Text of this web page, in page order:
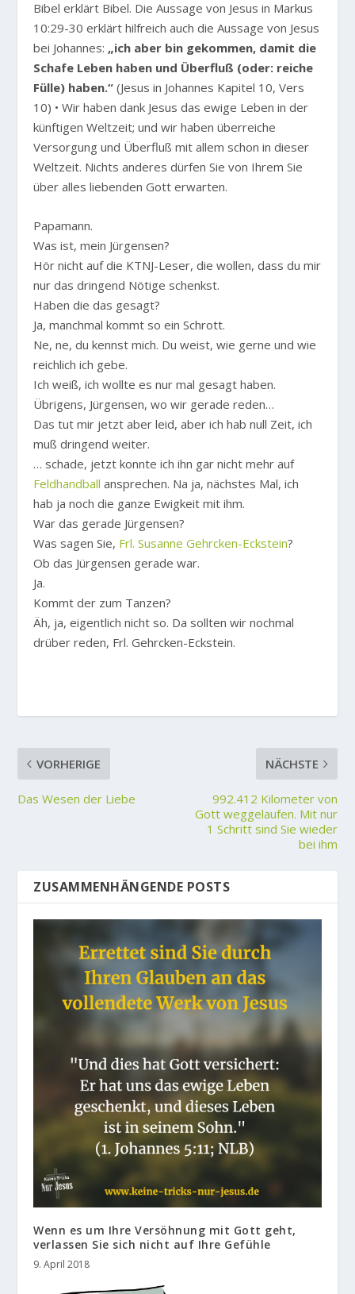
Bibel erklärt Bibel. Die Aussage von Jesus in Markus
10:29-30 erklärt hilfreich auch die Aussage von Jesus
bei Johannes: „ich aber bin gekommen, damit die
Schafe Leben haben und Überfluß (oder: reiche
Fülle) haben.“ (Jesus in Johannes Kapitel 10, Vers
10) • Wir haben dank Jesus das ewige Leben in der
künftigen Weltzeit; und wir haben überreiche
Versorgung und Überfluß mit allem schon in dieser
Weltzeit. Nichts anderes dürfen Sie von Ihrem Sie
über alles liebenden Gott erwarten.
Papamann.
Was ist, mein Jürgensen?
Hör nicht auf die KTNJ-Leser, die wollen, dass du mir
nur das dringend Nötige schenkst.
Haben die das gesagt?
Ja, manchmal kommt so ein Schrott.
Ne, ne, du kennst mich. Du weist, wie gerne und wie
reichlich ich gebe.
Ich weiß, ich wollte es nur mal gesagt haben.
Übrigens, Jürgensen, wo wir gerade reden…
Das tut mir jetzt aber leid, aber ich hab null Zeit, ich
muß dringend weiter.
… schade, jetzt konnte ich ihn gar nicht mehr auf
Feldhandball ansprechen. Na ja, nächstes Mal, ich
hab ja noch die ganze Ewigkeit mit ihm.
War das gerade Jürgensen?
Was sagen Sie, Frl. Susanne Gehrcken-Eckstein?
Ob das Jürgensen gerade war.
Ja.
Kommt der zum Tanzen?
Äh, ja, eigentlich nicht so. Da sollten wir nochmal
drüber reden, Frl. Gehrcken-Eckstein.
VORHERIGE
Das Wesen der Liebe
NÄCHSTE
992.412 Kilometer von
Gott weggelaufen. Mit nur
1 Schritt sind Sie wieder
bei ihm
ZUSAMMENHÄNGENDE POSTS
Wenn es um Ihre Versöhnung mit Gott geht,
verlassen Sie sich nicht auf Ihre Gefühle
9. April 2018